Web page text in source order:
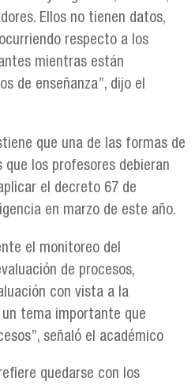
Ellos no tienen datos,
respecto a los
mientras están
de enseñanza”, dijo el
que una de las formas de
los profesores debieran
el decreto 67 de
en marzo de este año.
el monitoreo del
de procesos,
con vista a la
tema importante que
señaló el académico
quedarse con los